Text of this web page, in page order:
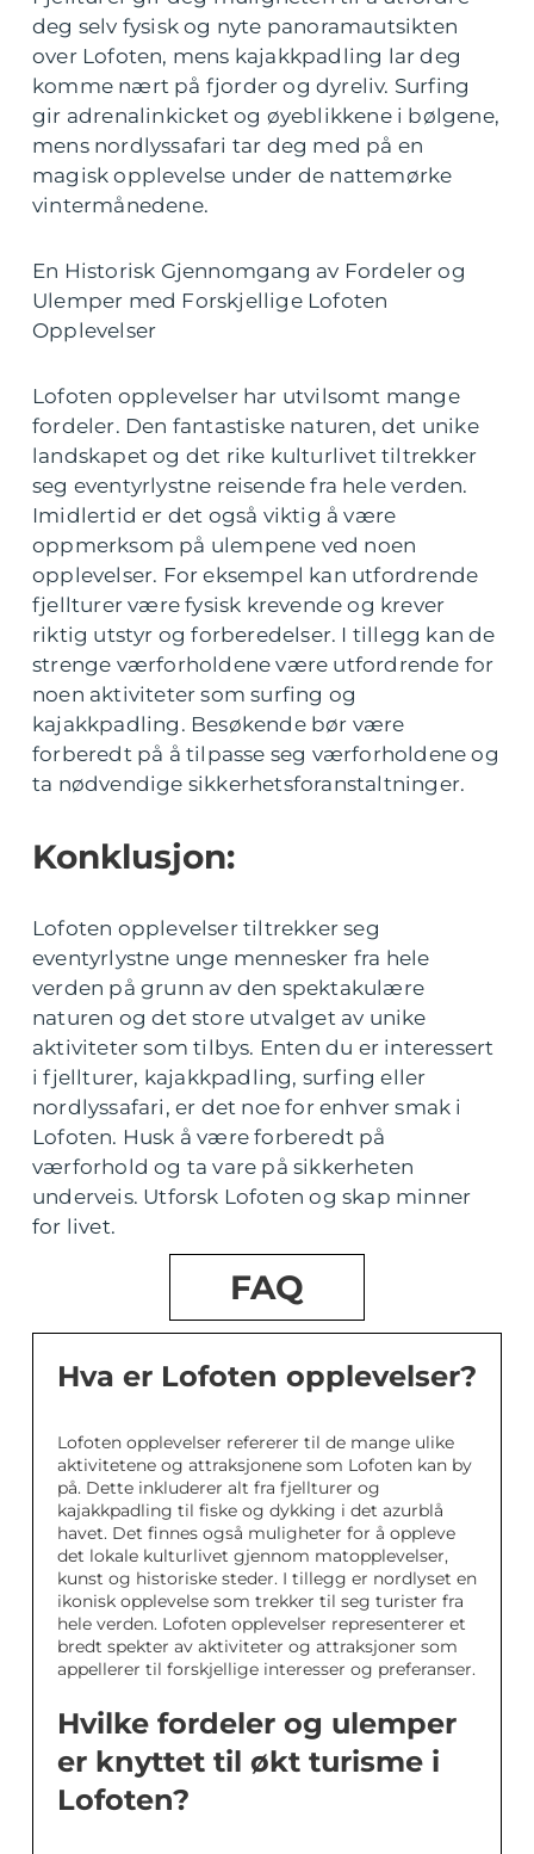
deg selv fysisk og nyte panoramautsikten
over Lofoten, mens kajakkpadling lar deg
komme nært på fjorder og dyreliv. Surfing
gir adrenalinkicket og øyeblikkene i bølgene,
mens nordlyssafari tar deg med på en
magisk opplevelse under de nattemørke
vintermånedene.
En Historisk Gjennomgang av Fordeler og
Ulemper med Forskjellige Lofoten
Opplevelser
Lofoten opplevelser har utvilsomt mange
fordeler. Den fantastiske naturen, det unike
landskapet og det rike kulturlivet tiltrekker
seg eventyrlystne reisende fra hele verden.
Imidlertid er det også viktig å være
oppmerksom på ulempene ved noen
opplevelser. For eksempel kan utfordrende
fjellturer være fysisk krevende og krever
riktig utstyr og forberedelser. I tillegg kan de
strenge værforholdene være utfordrende for
noen aktiviteter som surfing og
kajakkpadling. Besøkende bør være
forberedt på å tilpasse seg værforholdene og
ta nødvendige sikkerhetsforanstaltninger.
Konklusjon:
Lofoten opplevelser tiltrekker seg
eventyrlystne unge mennesker fra hele
verden på grunn av den spektakulære
naturen og det store utvalget av unike
aktiviteter som tilbys. Enten du er interessert
i fjellturer, kajakkpadling, surfing eller
nordlyssafari, er det noe for enhver smak i
Lofoten. Husk å være forberedt på
værforhold og ta vare på sikkerheten
underveis. Utforsk Lofoten og skap minner
for livet.
FAQ
Hva er Lofoten opplevelser?
Lofoten opplevelser refererer til de mange ulike
aktivitetene og attraksjonene som Lofoten kan by
på. Dette inkluderer alt fra fjellturer og
kajakkpadling til fiske og dykking i det azurblå
havet. Det finnes også muligheter for å oppleve
det lokale kulturlivet gjennom matopplevelser,
kunst og historiske steder. I tillegg er nordlyset en
ikonisk opplevelse som trekker til seg turister fra
hele verden. Lofoten opplevelser representerer et
bredt spekter av aktiviteter og attraksjoner som
appellerer til forskjellige interesser og preferanser.
Hvilke fordeler og ulemper
er knyttet til økt turisme i
Lofoten?